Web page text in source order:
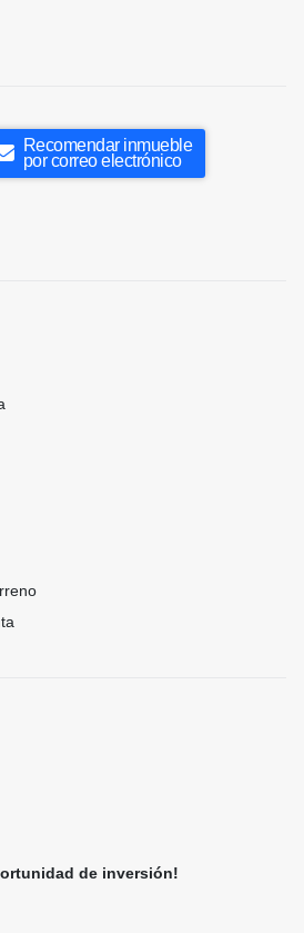
Recomendar inmueble
por correo electrónico
de inversión!